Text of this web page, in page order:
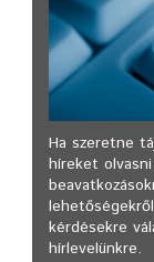
Ha szeretne
híreket
kérdésekre
hírlevelünkre.